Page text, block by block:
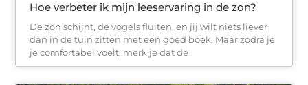
Hoe verbeter ik mijn leeservaring in de zon?
De zon schijnt, de vogels fluiten, en jij wilt niets liever
dan in de tuin zitten met een goed boek. Maar zodra je
je comfortabel voelt, merk je dat de